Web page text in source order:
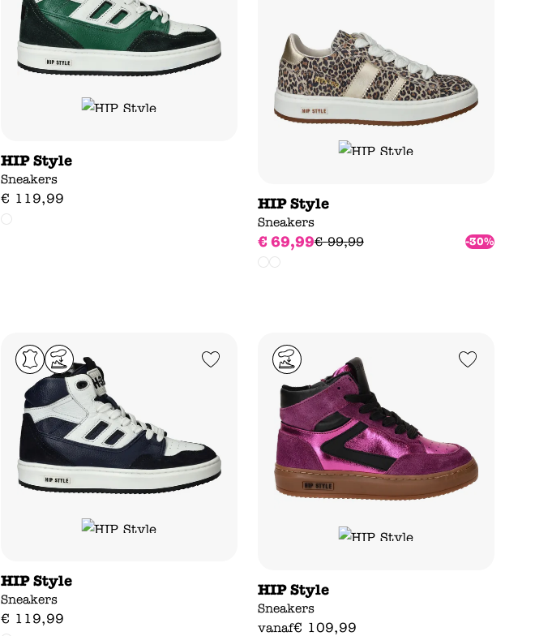
HIP Style
Sneakers
€ 119,99 HIP Style
Sneakers
€69,99€ 99,99 -30%
Add to Wishlist
HIP Style
Sneakers
€ 119,99
Add to Wishlist
HIP Style
Sneakers
vanaf€ 109,99